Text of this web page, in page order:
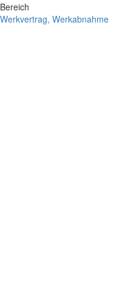
Bereich
Werkvertrag, Werkabnahme